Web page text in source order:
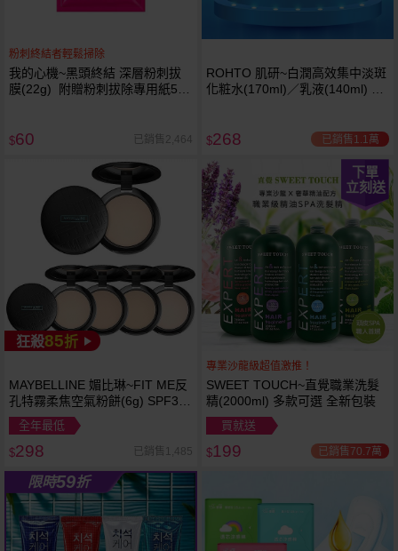
越多越
便宜
越多越
便宜
粉刺終結者輕鬆掃除
我的心機~黑頭終結 深層粉刺拔
膜(22g) 附贈粉刺拔除專用紙50
$60 已銷售2,464
ROHTO 肌研~白潤高效集中淡斑
化粧水(170ml)／乳液(140ml) 款
$268 已銷售1.1萬
狂殺85折
MAYBELLINE 媚比琳~FIT ME反
孔特霧柔焦空氣粉餅(6g) SPF32
PA+++ 款式可選 空氣小圓餅
全年最低
$298 已銷售1,485
下單
立刻送
專業沙龍級超值激推！
SWEET TOUCH~直覺職業洗髮
精(2000ml) 多款可選 全新包裝
買就送
$199 已銷售70.7萬
限時59折